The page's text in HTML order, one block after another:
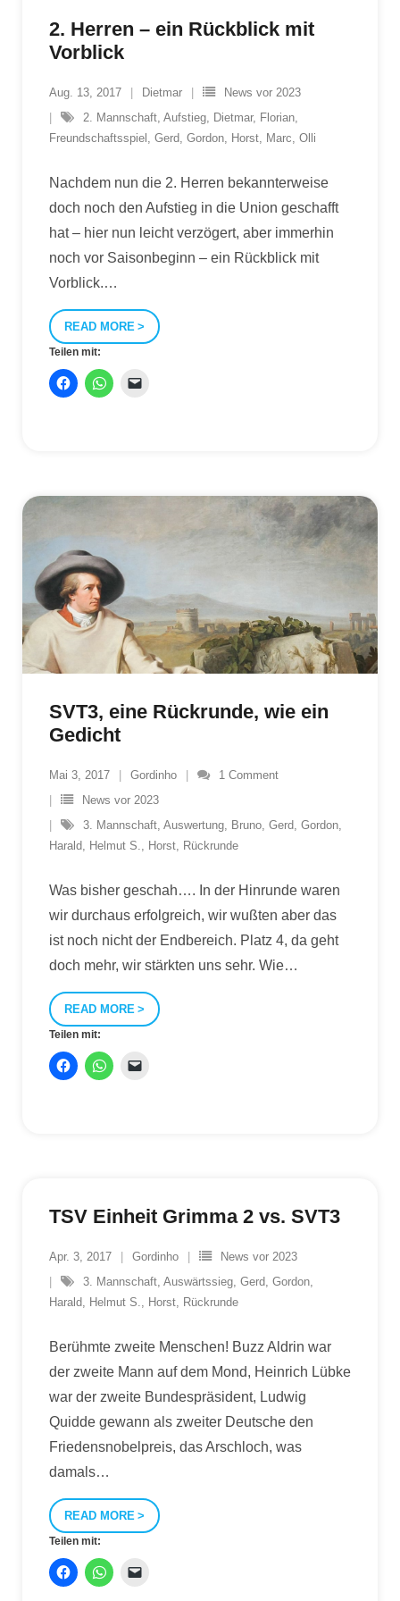
2. Herren – ein Rückblick mit
Vorblick
Aug. 13, 2017 Dietmar
News vor 2023
2. Mannschaft, Aufstieg, Dietmar, Florian,
Freundschaftsspiel , Gerd, Gordon, Horst, Marc, Olli
Nachdem nun die 2. Herren bekannterweise
doch noch den Aufstieg in die Union geschafft
hat – hier nun leicht verzögert, aber immerhin
noch vor Saisonbeginn – ein Rückblick mit
Vorblick.…
READ MORE
Teilen mit:
SVT3, eine Rückrunde, wie ein
Gedicht
Mai 3, 2017 Gordinho 1 Comment
News vor 2023
3. Mannschaft, Auswertung, Bruno, Gerd, Gordon,
Harald, Helmut S., Horst, Rückrunde
Was bisher geschah…. In der Hinrunde waren
wir durchaus erfolgreich, wir wußten aber das
ist noch nicht der Endbereich. Platz 4, da geht
doch mehr, wir stärkten uns sehr. Wie…
READ MORE
Teilen mit:
TSV Einheit Grimma 2 vs. SVT3
Apr. 3, 2017 Gordinho
News vor 2023
3. Mannschaft, Auswärtssieg, Gerd, Gordon,
Harald, Helmut S., Horst, Rückrunde
Berühmte zweite Menschen! Buzz Aldrin war
der zweite Mann auf dem Mond, Heinrich Lübke
war der zweite Bundespräsident, Ludwig
Quidde gewann als zweiter Deutsche den
Friedensnobelpreis, das Arschloch, was
damals…
READ MORE
Teilen mit: